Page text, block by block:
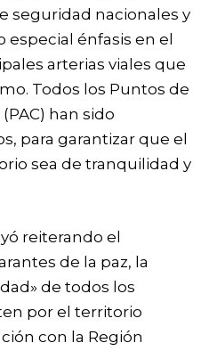
seguridad nacionales y
especial énfasis en el
arterias viales que
Todos los Puntos de
han sido
para garantizar que el
sea de tranquilidad y
reiterando el
de la paz, la
de todos los
por el territorio
con la Región